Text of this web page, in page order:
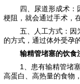
四、尿道形成术：
梗阻，就会通过手术，
五、人工方式：因
的方式，通过体外受孕
输精管堵塞的饮食
1、患有输精管堵
高蛋白、高热量的食物